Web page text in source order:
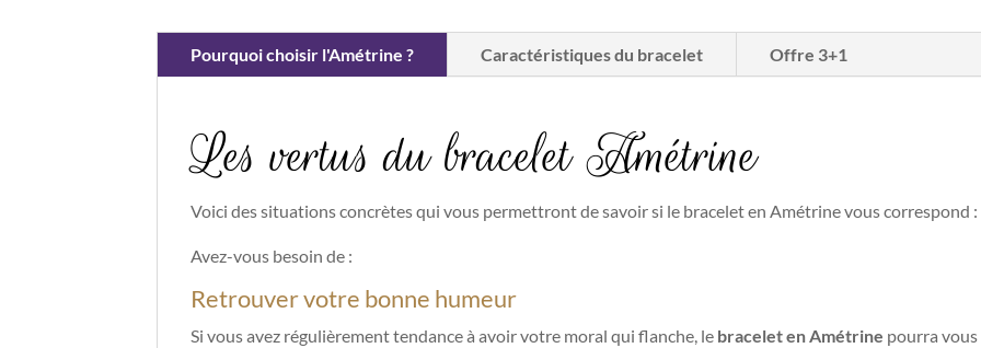
Pourquoi choisir l'Amétrine ? Caractéristiques du bracelet Offre 3+1
Les vertus du bracelet Amétrine
Voici des situations concrètes qui vous permettront de savoir si le bracelet en Amétrine vous correspond :
Avez-vous besoin de :
Retrouver votre bonne humeur
Si vous avez régulièrement tendance à avoir votre moral qui flanche, le bracelet en Amétrine pourra